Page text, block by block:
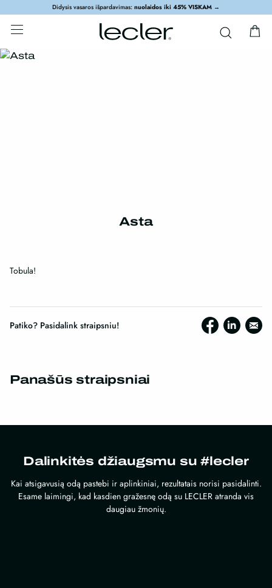
Didysis vasaros išpardavimas: nuolaidos iki 45% VISKAM →
Asta
Tobula!
Patiko? Pasidalink straipsniu!
Panašūs straipsniai
Dalinkitės džiaugsmu su #lecler
Kai atsigavusią odą pastebi ir aplinkiniai, rezultatais norisi pasidalinti.
Esame laimingi, kad kasdien gražesnę odą su LECLER atranda vis
daugiau žmonių.